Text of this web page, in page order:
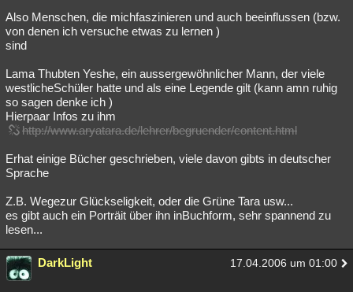
Also Menschen, die michfaszinieren und auch beeinflussen (bzw.
von denen ich versuche etwas zu lernen )
sind
Lama Thubten Yeshe, ein aussergewöhnlicher Mann, der viele
westlicheSchüler hatte und als eine Legende gilt (kann amn ruhig
so sagen denke ich )
Hierpaar Infos zu ihm
http://www.aryatara.de/lehrer/begruender/content.html
Erhat einige Bücher geschrieben, viele davon gibts in deutscher
Sprache
Z.B. Wegezur Glückseligkeit, oder die Grüne Tara usw...
es gibt auch ein Porträit über ihn inBuchform, sehr spannend zu
lesen...
DarkLight 17.04.2006 um 01:00